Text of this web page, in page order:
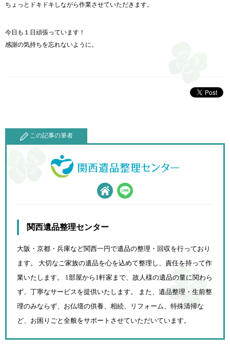
ちょっとドキドキしながら作業させていただきます。
今日も１日頑張っています！
感謝の気持ちを忘れないように。
この記事の筆者
関西遺品整理センター
大阪・京都・兵庫など関西一円で遺品の整理・回収を行っており
ます。 大切なご家族の遺品を心を込めて整理し、責任を持って作
業いたします。 1部屋から1軒家まで、故人様の遺品の量に関わら
ず、 丁寧なサービスを提供いたします。 また、遺品整理・生前整
理のみならず、お仏壇の供養、相続、
リフォーム、特殊清掃な
ど、お困りごと全般をサポートさせていただいています。